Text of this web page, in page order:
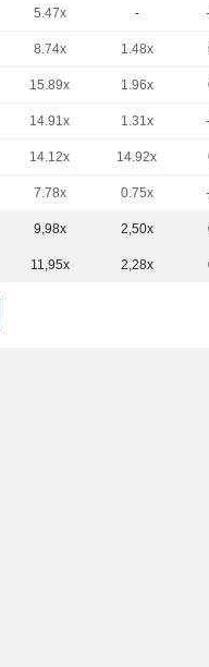
5.47x -
8.74x 1.48x
15.89x 1.96x
14.91x 1.31x
14.12x 14.92x
7.78x 0.75x
9,98x 2,50x
11,95x 2,28x